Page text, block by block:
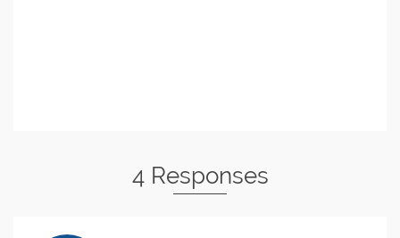
4 Responses